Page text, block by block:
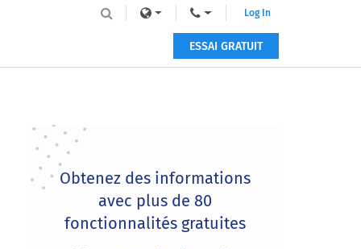
Log In
ESSAI GRATUIT
Primary
Sidebar
Obtenez des informations
avec plus de 80
fonctionnalités gratuites